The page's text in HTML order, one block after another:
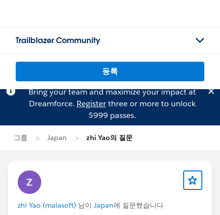
Trailblazer Community
등록
Bring your team and maximize your impact at
Dreamforce. Registerthree or more to unlock
$999 passes.
그룹 Japan zhi Yao의 질문
zhi Yao (maiasoft) 님이 Japan에 질문했습니다